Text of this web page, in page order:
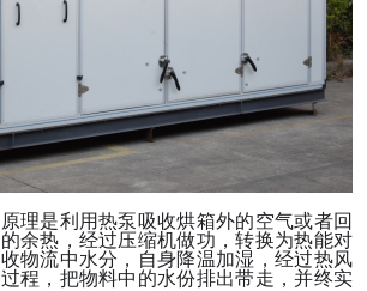
理是利用热泵吸收烘箱外的空气或者回
余热，经过压缩机做功，转换为热能对
物流中水分，自身降温加湿，经过热风
程，把物料中的水份排出带走，并终实